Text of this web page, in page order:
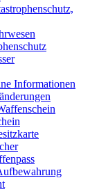
Informationen